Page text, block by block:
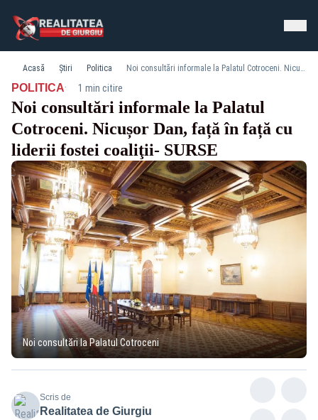
Acasă Știri Politica Noi consultări informale la Palatul Cotroceni. Nicușor Dan, față în față cu liderii fostei coaliţii- SURSE
POLITICA· 1 min citire
Noi consultări informale la Palatul
Cotroceni. Nicușor Dan, față în față cu
liderii fostei coaliţii- SURSE
Noi consultări la Palatul Cotroceni
Scris de
Realitatea de Giurgiu